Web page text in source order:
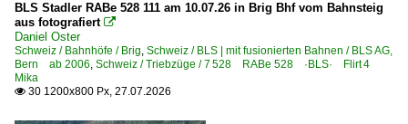
Italien
Bahnhöfe
BLS Stadler RABe 528 111 am 10.07.26 in Brig Bhf vom Bahnsteig
aus fotografiert 
Daniel Oster
Schweiz / Bahnhöfe / Brig, Schweiz / BLS | mit fusionierten Bahnen / BLS AG,
Bern ab 2006, Schweiz / Triebzüge / 7 528 RABe 528 ·BLS· Flirt 4
Mika
 30 1200x800 Px, 27.07.2026